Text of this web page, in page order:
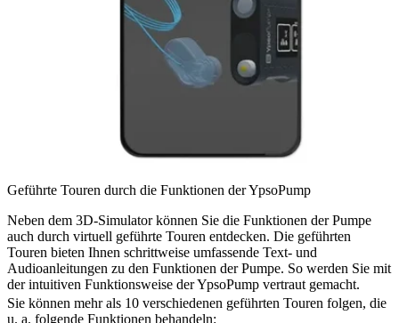
Geführte Touren durch die Funktionen der YpsoPump
Neben dem 3D-Simulator können Sie die Funktionen der Pumpe
auch durch virtuell geführte Touren entdecken. Die geführten
Touren bieten Ihnen schrittweise umfassende Text- und
Audioanleitungen zu den Funktionen der Pumpe. So werden Sie mit
der intuitiven Funktionsweise der YpsoPump vertraut gemacht.
Sie können mehr als 10 verschiedenen geführten Touren folgen, die
u. a. folgende Funktionen behandeln: